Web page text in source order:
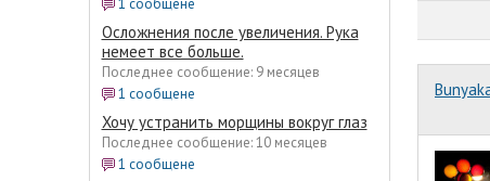
1 сообщене
Осложнения после увеличения. Рука
немеет все больше.
Последнее сообщение: 9 месяцев
1 сообщене
Хочу устранить морщины вокруг глаз
Последнее сообщение: 10 месяцев
1 сообщене